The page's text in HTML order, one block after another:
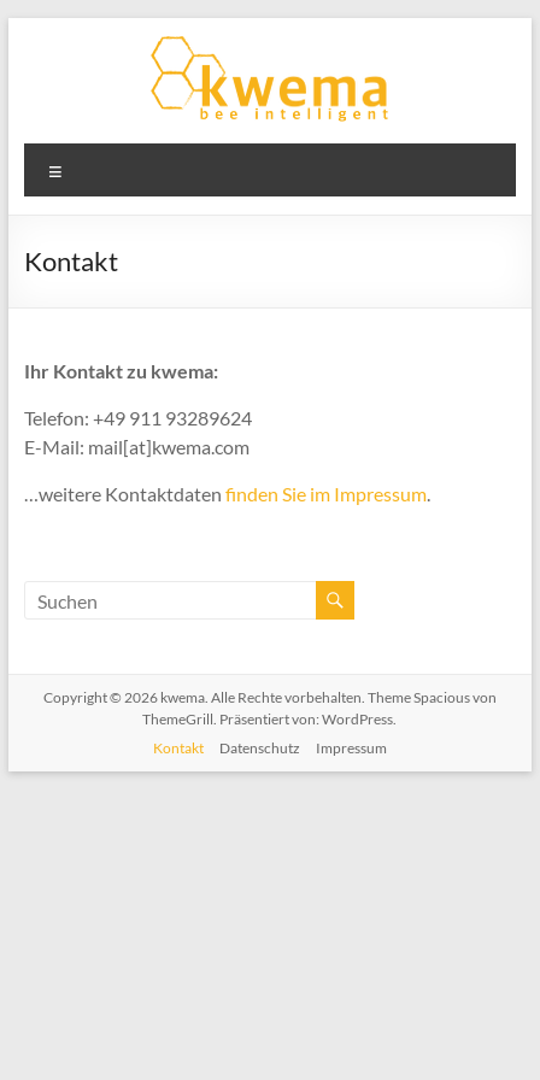
kwema
bee
Kontakt
Ihr Kontakt zu kwema:
Telefon: +49 911 93289624
E-Mail: mail[at]kwema.com
…weitere Kontaktdaten finden Sie im Impressum.
Copyright © 2026 kwema. Alle Rechte vorbehalten. ThemeSpaciousvon
ThemeGrill. Präsentiert von:WordPress.
Kontakt
Datenschutz Impressum